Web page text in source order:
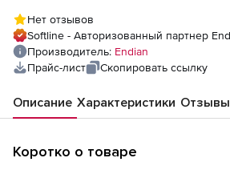
Нет отзывов
Softline - Авторизованный партнер
Производитель: Endian
Прайс-лист
Скопировать ссылку
Описание Характеристики Отзывы
Коротко о товаре